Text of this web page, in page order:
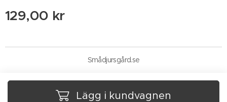
129,00 kr
Lägg i kundvagnen
Smådjursgård.se